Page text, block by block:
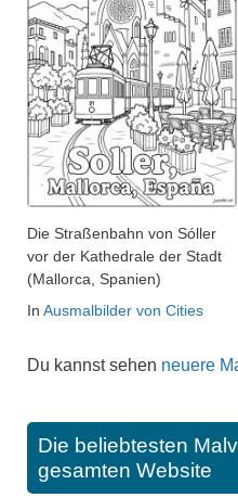
Die Straßenbahn von Sóller
vor der Kathedrale der Stadt
(Mallorca, Spanien)
In Ausmalbilder von Cities
Du kannst sehen neuere
Die beliebtesten
gesamten Website